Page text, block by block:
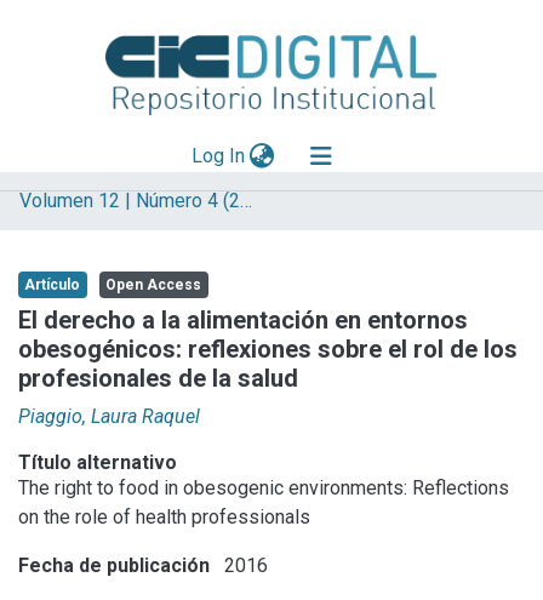
Log In(current)
Explorar
Aportar material
Statistics
Volumen 12 | Número 4 (2016) | Alimentación
Artículo Open Access
El derecho a la alimentación en entornos
obesogénicos: reflexiones sobre el rol de los
profesionales de la salud
Piaggio, Laura Raquel
Título alternativo
The right to food in obesogenic environments: Reflections
on the role of health professionals
Fecha de publicación 2016